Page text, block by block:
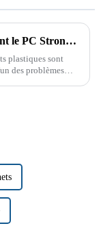
Comment le PC Strong Crusher transforme le recyclage du plastique
plastiques sont
des problèmes